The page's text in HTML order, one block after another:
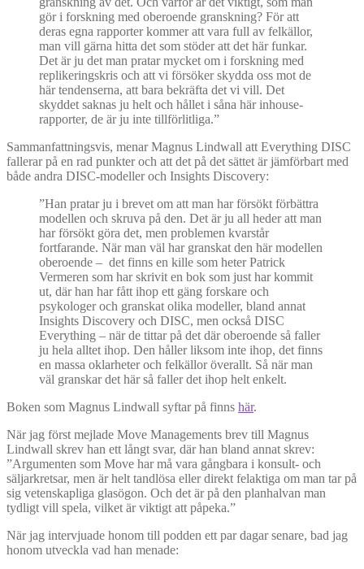
gör i forskning med oberoende granskning? För att
deras egna rapporter kommer att vara full av felkällor,
man vill gärna hitta det som stöder att det här funkar.
Det är ju det man pratar mycket om i forskning med
replikeringskris och att vi försöker skydda oss mot de
här tendenserna, att bara bekräfta det vi vill. Det
skyddet saknas ju helt och hållet i såna här inhouse-
rapporter, de är ju inte tillförlitliga.”
Sammanfattningsvis, menar Magnus Lindwall att Everything DISC
fallerar på en rad punkter och att det på det sättet är jämförbart med
både andra DISC-modeller och Insights Discovery:
”Han pratar ju i brevet om att man har försökt förbättra
modellen och skruva på den. Det är ju all heder att man
har försökt göra det, men problemen kvarstår
fortfarande. När man väl har granskat den här modellen
oberoende – det finns en kille som heter Patrick
Vermeren som har skrivit en bok som just har kommit
ut, där han har fått ihop ett gäng forskare och
psykologer och granskat olika modeller, bland annat
Insights Discovery och DISC, men också DISC
Everything – när de tittar på det där oberoende så faller
ju hela alltet ihop. Den håller liksom inte ihop, det finns
en massa oklarheter och felkällor överallt. Så när man
väl granskar det här så faller det ihop helt enkelt.
Boken som Magnus Lindwall syftar på finns här.
När jag först mejlade Move Managements brev till Magnus
Lindwall skrev han ett långt svar, där han bland annat skrev:
”Argumenten som Move har må vara gångbara i konsult- och
säljarkretsar, men är helt tandlösa eller direkt felaktiga om man tar på
sig vetenskapliga glasögon. Och det är på den planhalvan man
tydligt vill spela, vilket är viktigt att påpeka.”
När jag intervjuade honom till podden ett par dagar senare, bad jag
honom utveckla vad han menade: